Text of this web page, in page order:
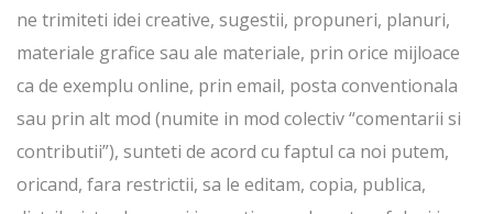
ne trimiteti idei creative, sugestii, propuneri, planuri,
materiale grafice sau ale materiale, prin orice mijloace
ca de exemplu online, prin email, posta conventionala
sau prin alt mod (numite in mod colectiv “comentarii si
contributii”), sunteti de acord cu faptul ca noi putem,
oricand, fara restrictii, sa le editam, copia, publica,